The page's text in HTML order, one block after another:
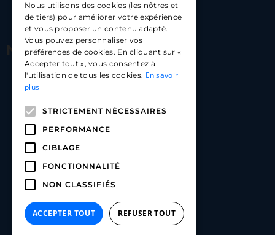
hello@carloapp.com
Nous suivre
Carlo App | Instagram
Carlo App | Linkedin
ENGLISH
SPANISH
Nous utilisons des cookies (les nôtres et
de tiers) pour améliorer votre expérience
et vous proposer un contenu adapté.
Vous pouvez personnaliser vos
préférences de cookies. En cliquant sur «
Accepter tout », vous consentez à
l'utilisation de tous les cookies. En savoir
plus
STRICTEMENT NÉCESSAIRES
PERFORMANCE
CIBLAGE
FONCTIONNALITÉ
NON CLASSIFIÉS
ACCEPTER TOUT REFUSER TOUT